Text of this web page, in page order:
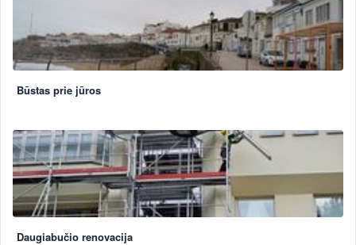
Būstas prie jūros
Daugiabučio renovacija